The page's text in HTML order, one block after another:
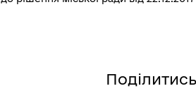
Поділитись